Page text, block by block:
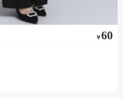
￥60